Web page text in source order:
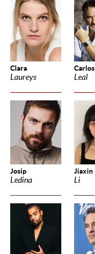
Clara
Laureys
Carlos
Leal
Josip
Ledina
Jiaxin
Li